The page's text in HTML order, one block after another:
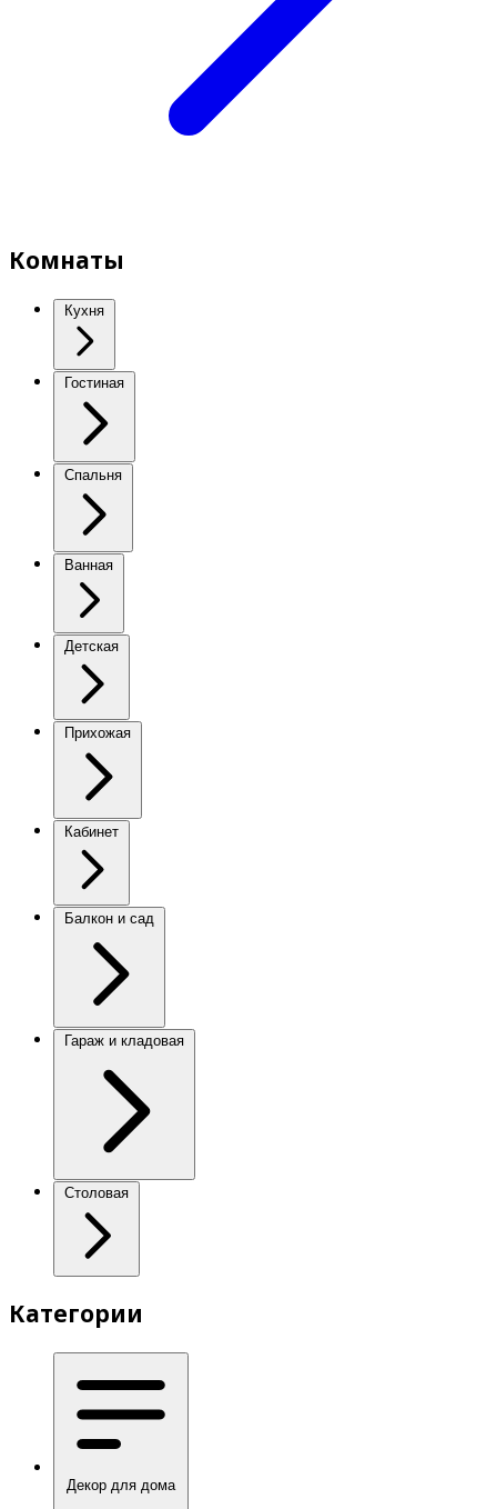
Комнаты
Кухня
Гостиная
Спальня
Ванная
Детская
Прихожая
Кабинет
Балкон и сад
Гараж и кладовая
Столовая
Категории
Декор для дома